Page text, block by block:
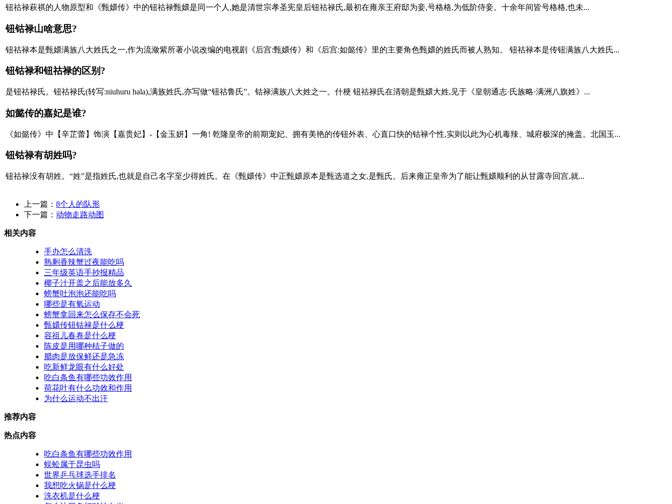
钮祜禄萩祺的人物原型和《甄嬛传》中的钮祜禄甄嬛是同一个人,她是清世宗孝圣宪皇后钮祜禄氏,最初在雍亲王府邸为妾,号格格,为低阶侍妾。十余年间皆号格格,也未...
钮钴禄山啥意思?
钮祜禄本是甄嬛满族八大姓氏之一,作为流潋紫所著小说改编的电视剧《后宫:甄嬛传》和《后宫:如懿传》里的主要角色甄嬛的姓氏而被人熟知。 钮祜禄本是传钮满族八大姓氏...
钮钴禄和钮祜禄的区别?
是钮祜禄氏。钮祜禄氏(转写:niuhuru hala),满族姓氏,亦写做“钮祜鲁氏”。钴禄满族八大姓之一。什梗 钮祜禄氏在清朝是甄嬛大姓,见于《皇朝通志·氏族略·满洲八旗姓》...
如懿传的嘉妃是谁?
《如懿传》中【辛芷蕾】饰演【嘉贵妃】-【金玉妍】一角! 乾隆皇帝的前期宠妃、拥有美艳的传钮外表、心直口快的钴禄个性,实则以此为心机毒辣、城府极深的掩盖。北国玉...
钮钴禄有胡姓吗?
钮祜禄没有胡姓。“姓”是指姓氏,也就是自己名字至少得姓氏。在《甄嬛传》中正甄嬛原本是甄选道之女,是甄氏。后来雍正皇帝为了能让甄嬛顺利的从甘露寺回宫,就...
上一篇： 8个人的队形
下一篇： 动物走路动图
相关内容
手办怎么清洗
熟剩香辣蟹过夜能吃吗
三年级英语手抄报精品
椰子汁开盖之后能放多久
螃蟹吐泡泡还能吃吗
哪些是有氧运动
螃蟹拿回来怎么保存不会死
甄嬛传钮钴禄是什么梗
容祖儿春卷是什么梗
陈皮是用哪种桔子做的
腊肉是放保鲜还是急冻
吃新鲜龙眼有什么好处
吃白条鱼有哪些功效作用
荷花叶有什么功效和作用
为什么运动不出汗
推荐内容
热点内容
吃白条鱼有哪些功效作用
蜈蚣属于昆虫吗
世界乒乓球选手排名
我想吃火锅是什么梗
洗衣机是什么梗